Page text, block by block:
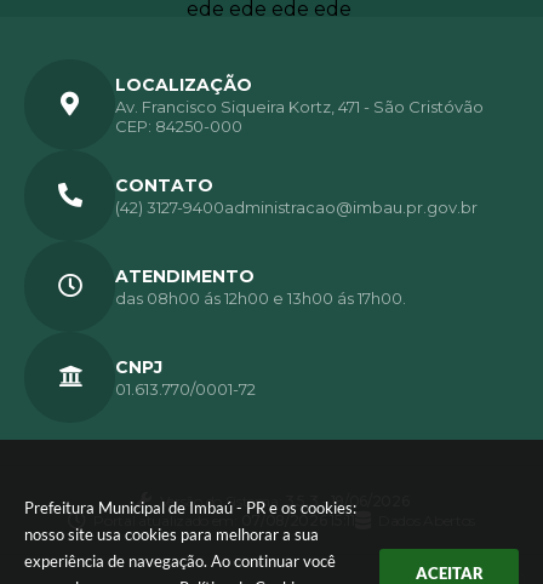
Prefeitura Municipal de Imbaú - PR e os cookies:
nosso site usa cookies para melhorar a sua
experiência de navegação. Ao continuar você
ACEITAR
LOCALIZAÇÃO
Av. Francisco Siqueira Kortz, 471 - São Cristóvão
CEP: 84250-000
CONTATO
(42) 3127-9400administracao@imbau.pr.gov.br
ATENDIMENTO
das 08h00 ás 12h00 e 13h00 ás 17h00.
CNPJ
01.613.770/0001-72
Versão do Sistema:
3.5.3 - 19/06/2026
Portal atualizado em: